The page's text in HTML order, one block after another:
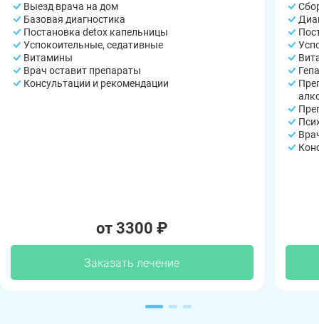
Выезд врача на дом
Базовая диагностика
Постановка detox капельницы
Успокоительные, седативные
Витамины
Врач оставит препараты
Консультации и рекомендации
от 3300 ₽
Заказать лечение